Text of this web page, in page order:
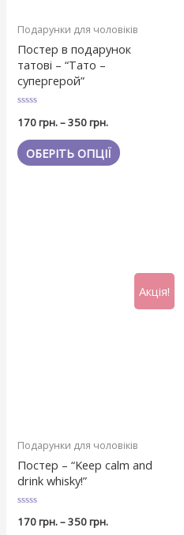
Подарунки для чоловіків
Постер в подарунок
татові – “Тато –
супергерой”
в
з
5
170грн.–350грн.
ОБЕРІТЬ ОПЦІЇ
Акція!
Подарунки для чоловіків
Постер – “Keep calm and
drink whisky!”
в
170грн.–350грн.